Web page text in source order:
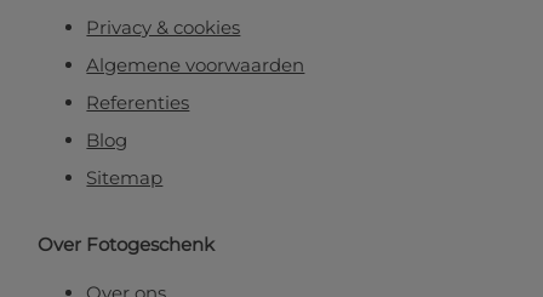
Privacy & cookies
Algemene voorwaarden
Referenties
Blog
Sitemap
Over Fotogeschenk
Over ons